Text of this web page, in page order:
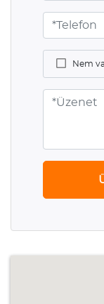
Nem